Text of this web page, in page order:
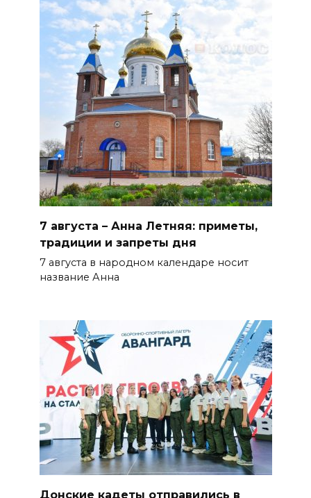
Вместе 70 лет: в Сальском
районе супруги отметили
благодатную свадьбу
БОЛЬШЕ НОВОСТЕЙ
7 августа – Анна Летняя: приметы,
традиции и запреты дня
7 августа в народном календаре носит
название Анна
Донские кадеты отправились в